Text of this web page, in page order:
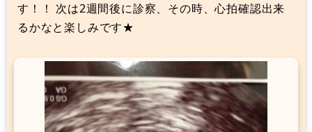
す！！ 次は2週間後に診察、その時、心拍確認出来
るかなと楽しみです★